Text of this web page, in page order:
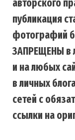
авторского
публикация
фотографий
ЗАПРЕЩЕНЫ в
и на любых
в личных
сетей с
ссылки на